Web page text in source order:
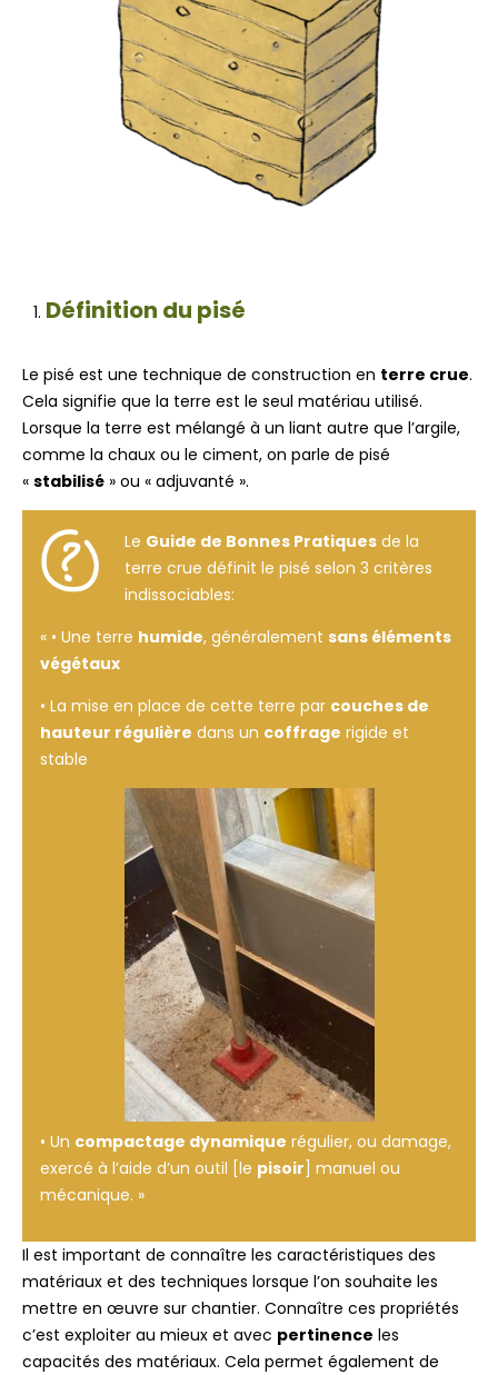
Définition du pisé
Le pisé est une technique de construction en terre crue.
Cela signifie que la terre est le seul matériau utilisé.
Lorsque la terre est mélangé à un liant autre que l’argile,
comme la chaux ou le ciment, on parle de pisé
« stabilisé » ou « adjuvanté ».
Le Guide de Bonnes Pratiques de la
terre crue définit le pisé selon 3 critères
indissociables:
« • Une terre humide, généralement sans éléments
végétaux
• La mise en place de cette terre par couches de
hauteur régulière dans un coffrage rigide et
stable
• Un compactage dynamique régulier, ou damage,
exercé à l’aide d’un outil [le pisoir ] manuel ou
mécanique. »
Il est important de connaître les caractéristiques des
matériaux et des techniques lorsque l’on souhaite les
mettre en œuvre sur chantier. Connaître ces propriétés
c’est exploiter au mieux et avec pertinence les
capacités des matériaux. Cela permet également de